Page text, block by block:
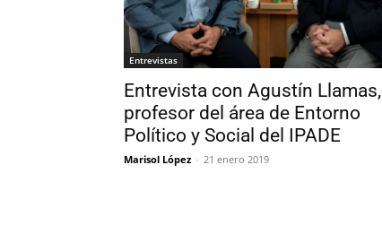
Entrevistas
Entrevista con Agustín Llamas,
profesor del área de Entorno
Político y Social del IPADE
Marisol López - 21 enero 2019